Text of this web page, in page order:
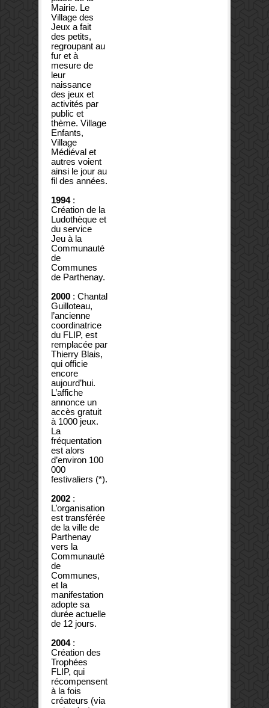
Mairie. Le
Village des
Jeux a fait
des petits,
regroupant au
fur et à
mesure de
leur
naissance
des jeux et
activités par
public et
thème. Village
Enfants,
Village
Médiéval et
autres voient
ainsi le jour au
fil des années.
1994:
Création de la
Ludothèque et
du service
Jeu à la
Communauté
de
Communes
de Parthenay.
2000 : Chantal
Guilloteau,
l’ancienne
coordinatrice
du FLIP, est
remplacée par
Thierry Blais,
qui officie
encore
aujourd’hui.
L’affiche
annonce un
accès gratuit
à 1000 jeux.
La
fréquentation
est alors
d’environ 100
000
festivaliers (*).
2002 :
L’organisation
est transférée
de la ville de
Parthenay
vers la
Communauté
de
Communes,
et la
manifestation
adopte sa
durée actuelle
de 12 jours.
2004:
Création des
Trophées
FLIP, qui
récompensent
à la fois
créateurs (via